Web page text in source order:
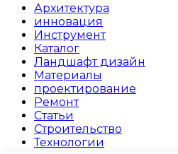
Архитектура
инновация
Инструмент
Каталог
Ландшафт дизайн
Материалы
проектирование
Ремонт
Статьи
Строительство
Технологии